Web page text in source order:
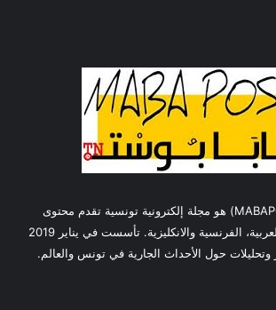
مابابوست عربي (MABAPOST) هو مجلة إلكترونية تونسية تقدم محتوى
إخباري متنوع باللغات العربية، الفرنسية والانكليزية. تأسست في يناير 2019
حول الأحداث الجارية في تونس والعالم.